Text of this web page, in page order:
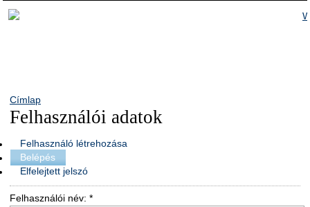
Címlap
Felhasználói adatok
Felhasználó létrehozása
Belépés
Elfelejtett jelszó
Felhasználói név: *